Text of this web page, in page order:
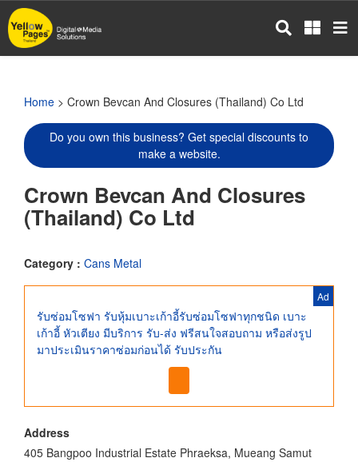
Skip
to
main
Home > Crown Bevcan And Closures (Thailand) Co Ltd
Do you own this business? Get special discounts to
make a website.
Crown Bevcan And Closures
(Thailand) Co Ltd
Category : Cans Metal
Ad
รับซ่อมโซฟา รับหุ้มเบาะเก้าอี้รับซ่อมโซฟาทุกชนิด เบาะ
เก้าอี้ หัวเตียง มีบริการ รับ-ส่ง ฟรีสนใจสอบถาม หรือส่งรูป
มาประเมินราคาซ่อมก่อนได้ รับประกัน
Address
405 Bangpoo Industrial Estate Phraeksa, Mueang Samut